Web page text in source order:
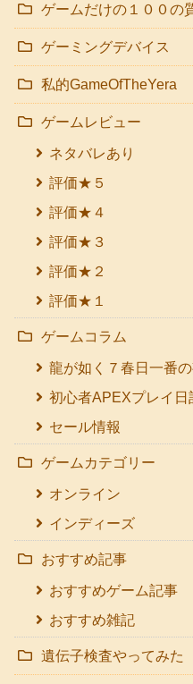
ゲームだけの１００の
ゲーミングデバイス
私的GameOfTheYera
ゲームレビュー
ネタバレあり
評価★５
評価★４
評価★３
評価★２
評価★１
ゲームコラム
龍が如く７春日一番
初心者APEXプレイ日
セール情報
ゲームカテゴリー
オンライン
インディーズ
おすすめ記事
おすすめゲーム記事
おすすめ雑記
遺伝子検査やってみた